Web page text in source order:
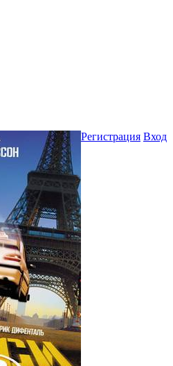
Регистрация Вход